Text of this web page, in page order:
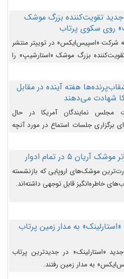
در حوزه فضایی و مزایای جدیدی که
حوزه ایجاد می‌کنند، می‌پردازد.
تقویت‌کننده بزرگ موشک
روی سکوی پرتاب
«اسپیس‌ایکس» در توییتر منتشر
بزرگ موشک «استارشیپ» را
هفته آینده در مقابل
شهادت می‌دهند
مجلس نمایندگان آمریکا در حال
برگزاری جلسات استماع در مورد آنچه
و قرار است افشاگران یوفوها هفته آینده
شهادت دهند.
موشک‌های اروپایی که بازنشسته
خاطره‌انگیز قابل توجهی داشته‌اند.
«استارلینک» به مدار زمین پرتاب
جدید «استارلینک» در جدیدترین پرتاب
به مدار زمین رفتند.